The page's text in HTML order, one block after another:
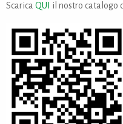
Scarica QUI il nostro catalogo